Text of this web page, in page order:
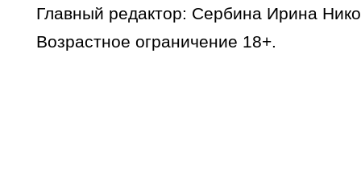
Главный редактор: Сербина Ирина
Возрастное ограничение 18+.